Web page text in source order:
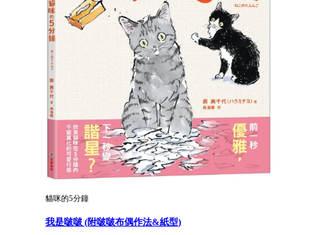
貓咪的5分鐘
我是啵啵 (附啵啵布偶作法&紙型)